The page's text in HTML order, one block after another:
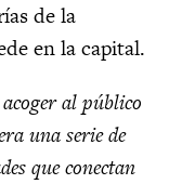
de la
en la capital.
al público
una serie de
que conectan